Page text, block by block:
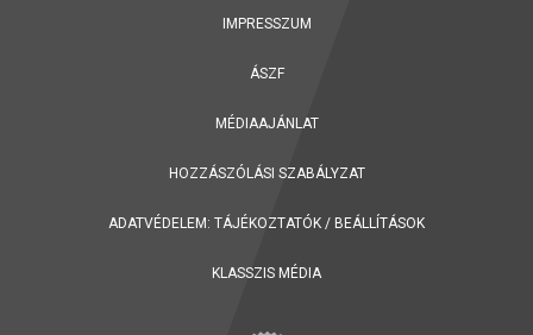
IMPRESSZUM
ÁSZF
MÉDIAAJÁNLAT
HOZZÁSZÓLÁSI SZABÁLYZAT
ADATVÉDELEM: TÁJÉKOZTATÓK / BEÁLLÍTÁSOK
KLASSZIS MÉDIA